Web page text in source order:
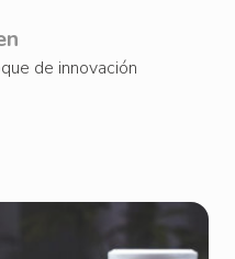
de innovación